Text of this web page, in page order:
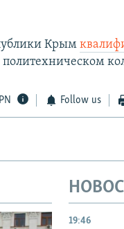
Крым
Follow us
19:46